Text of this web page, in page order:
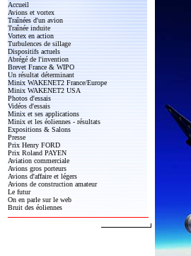
Accueil
Avions et vortex
Traînées d'un avion
Traînée induite
Vortex en action
Turbulences de sillage
Dispositifs actuels
Abrégé de l'invention
Brevet France & WIPO
Un résultat déterminant
Minix WAKENET2 France/Europe
Minix WAKENET2 USA
Photos d'essais
Vidéos d'essais
Minix et ses applications
Minix et les éoliennes - résultats
Expositions & Salons
Presse
Prix Henry FORD
Prix Roland PAYEN
Aviation commerciale
Avions gros porteurs
Avions d'affaire et légers
Avions de construction amateur
Le futur
On en parle sur le web
Bruit des éoliennes